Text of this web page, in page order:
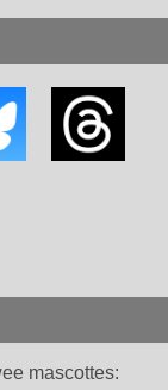
mascottes: